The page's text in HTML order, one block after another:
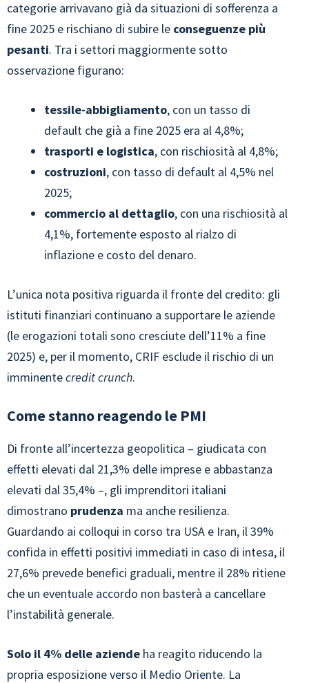
categorie arrivavano già da situazioni di sofferenza a
fine 2025 e rischiano di subire le conseguenze più
pesanti. Tra i settori maggiormente sotto
osservazione figurano:
tessile-abbigliamento, con un tasso di
default che già a fine 2025 era al 4,8%;
trasporti e logistica, con rischiosità al 4,8%;
costruzioni, con tasso di default al 4,5% nel
2025;
commercio al dettaglio, con una rischiosità al
4,1%, fortemente esposto al rialzo di
inflazione e costo del denaro.
L’unica nota positiva riguarda il fronte del credito: gli
istituti finanziari continuano a supportare le aziende
(le erogazioni totali sono cresciute dell’11% a fine
2025) e, per il momento, CRIF esclude il rischio di un
imminentecredit crunch.
Come stanno reagendo le PMI
Di fronte all’incertezza geopolitica – giudicata con
effetti elevati dal 21,3% delle imprese e abbastanza
elevati dal 35,4% –, gli imprenditori italiani
dimostrano prudenza ma anche resilienza.
Guardando ai colloqui in corso tra USA e Iran, il 39%
confida in effetti positivi immediati in caso di intesa, il
27,6% prevede benefici graduali, mentre il 28% ritiene
che un eventuale accordo non basterà a cancellare
l’instabilità generale.
Solo il 4% delle aziende ha reagito riducendo la
propria esposizione verso il Medio Oriente. La